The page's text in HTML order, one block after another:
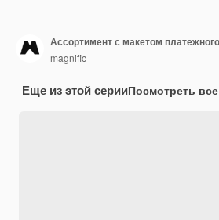
magnific
Еще из этой серииПосмотреть все